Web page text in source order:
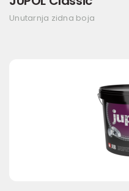
Unutarnja zidna boja